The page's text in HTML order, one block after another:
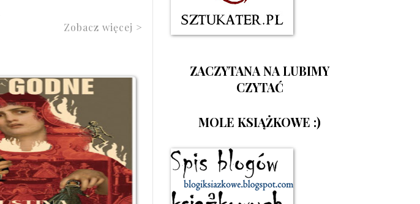
Zobacz więcej >
ZACZYTANA NA LUBIMY
CZYTAĆ
MOLE KSIĄŻKOWE :)